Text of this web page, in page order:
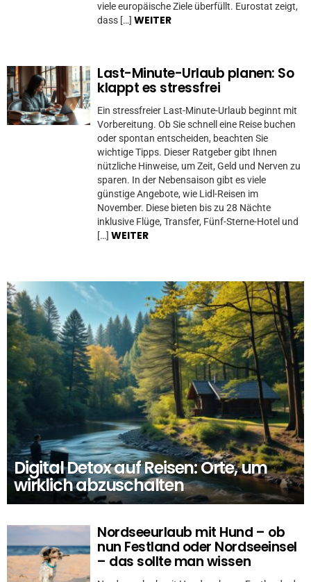
viele europäische Ziele überfüllt. Eurostat zeigt,
dass […] WEITER
Last-Minute-Urlaub planen: So
klappt es stressfrei
Ein stressfreier Last-Minute-Urlaub beginnt mit
Vorbereitung. Ob Sie schnell eine Reise buchen
oder spontan entscheiden, beachten Sie
wichtige Tipps. Dieser Ratgeber gibt Ihnen
nützliche Hinweise, um Zeit, Geld und Nerven zu
sparen. In der Nebensaison gibt es viele
günstige Angebote, wie Lidl-Reisen im
November. Diese bieten bis zu 28 Nächte
inklusive Flüge, Transfer, Fünf-Sterne-Hotel und
[…] WEITER
Digital Detox auf Reisen: Orte, um
wirklich abzuschalten
Nordseeurlaub mit Hund – ob
nun Festland oder Nordseeinsel
– das sollte man wissen